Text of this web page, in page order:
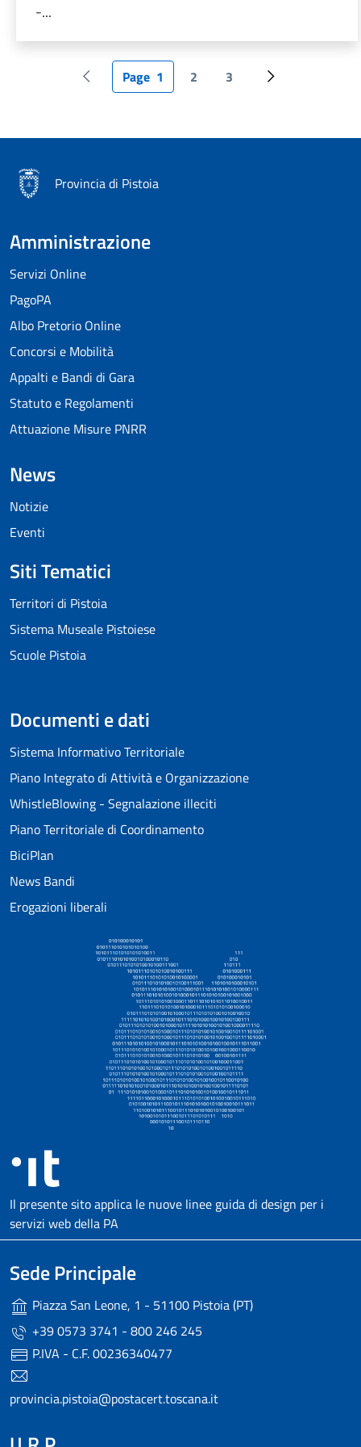
-...
Pagina precedente
Pagina attuale
Page 1 Page
2 Page
3 Pagina
Provincia di Pistoia
Amministrazione
Servizi Online
PagoPA
Albo Pretorio Online
Concorsi e Mobilità
Appalti e Bandi di Gara
Statuto e Regolamenti
Attuazione Misure PNRR
News
Notizie
Eventi
Siti Tematici
Territori di Pistoia
Sistema Museale Pistoiese
Scuole Pistoia
Documenti e dati
Sistema Informativo Territoriale
Piano Integrato di Attività e Organizzazione
WhistleBlowing - Segnalazione illeciti
Piano Territoriale di Coordinamento
BiciPlan
News Bandi
Erogazioni liberali
Il presente sito applica le nuove linee guida di design per i
servizi web della PA
Sede Principale
Piazza San Leone, 1 - 51100 Pistoia (PT)
+39 0573 3741 - 800 246 245
P.IVA - C.F. 00236340477
provincia.pistoia@postacert.toscana.it